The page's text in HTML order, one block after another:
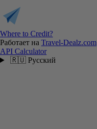
Where to Credit?
Работает на Travel-Dealz.com
API Calculator
🇷🇺 Русский